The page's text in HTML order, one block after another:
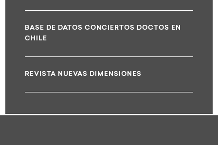
BASE DE DATOS CONCIERTOS DOCTOS EN
CHILE
REVISTA NUEVAS DIMENSIONES